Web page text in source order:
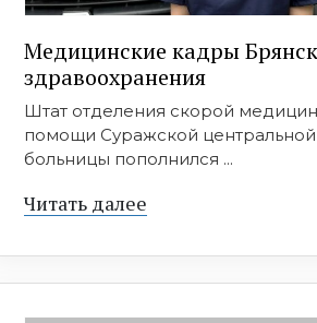
Медицинские кадры
здравоохранения
Штат отделения скорой
помощи Суражской
больницы пополнился ...
Читать далее